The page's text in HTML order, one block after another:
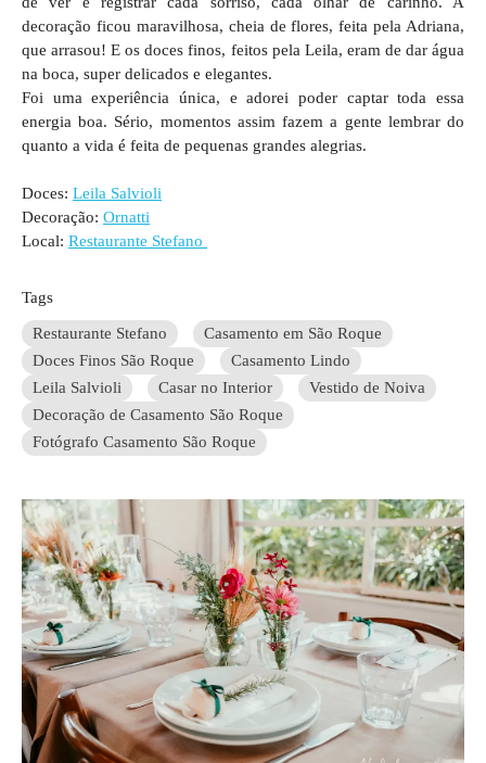
decoração ficou maravilhosa, cheia de flores, feita pela Adriana,
que arrasou! E os doces finos, feitos pela Leila, eram de dar água
na boca, super delicados e elegantes.
Foi uma experiência única, e adorei poder captar toda essa
energia boa. Sério, momentos assim fazem a gente lembrar do
quanto a vida é feita de pequenas grandes alegrias.
Doces: Leila Salvioli
Decoração: Ornatti
Local: Restaurante Stefano
Tags
Restaurante Stefano
Casamento em São Roque
Doces Finos São Roque
Casamento Lindo
Leila Salvioli
Casar no Interior
Vestido de Noiva
Decoração de Casamento São Roque
Fotógrafo Casamento São Roque